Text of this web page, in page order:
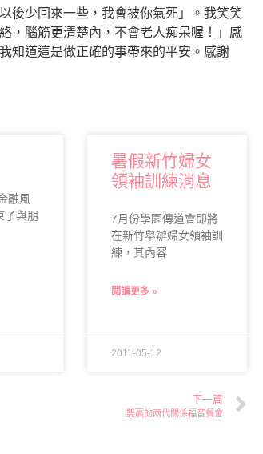
後少回來一些，我會被你氣死」。我笑笑
，腦筋更清楚內，不會老人痴呆喔！」感
知道這是做正確的事帶來的平安。感謝
風
了與朋
暑假新竹婦女
領袖訓練消息
7月份學園傳道會即將
在新竹舉辦婦女領袖訓
練，其內容
閱讀更多 »
2011-05-12
下一篇
雙贏的兩代關係福音餐會